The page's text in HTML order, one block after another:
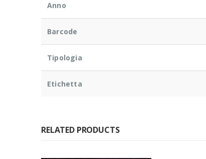
Anno
Barcode
Tipologia
Etichetta
RELATED PRODUCTS